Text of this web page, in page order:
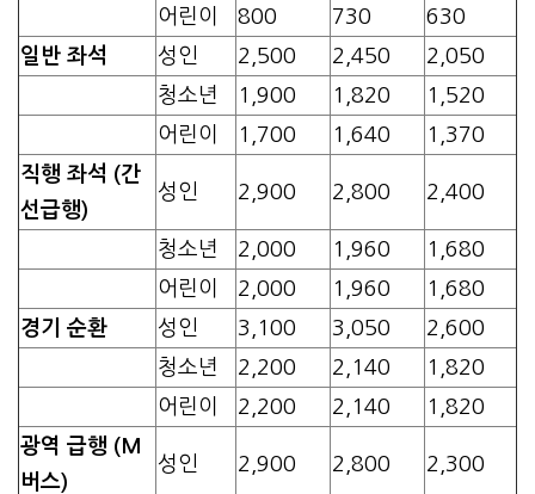
어린이 800 730
630
일반 좌석
성인 2,500 2,450
2,050
청소년
1,900 1,820
1,520
어린이
1,700 1,640
1,370
직행 좌석 (간
선급행)
성인 2,900 2,800 2,400
청소년 2,000 1,960
1,680
어린이
2,000 1,960
1,680
경기 순환
성인 3,100 3,050
2,600
청소년
2,200 2,140
1,820
어린이
2,200 2,140
1,820
광역 급행 (M
버스)
성인 2,900 2,800 2,300